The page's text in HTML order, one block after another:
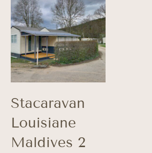
Stacaravan
Louisiane
Maldives 2